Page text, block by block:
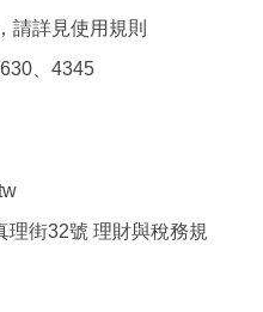
請詳見使用規則
、4345
街32號 理財與稅務規